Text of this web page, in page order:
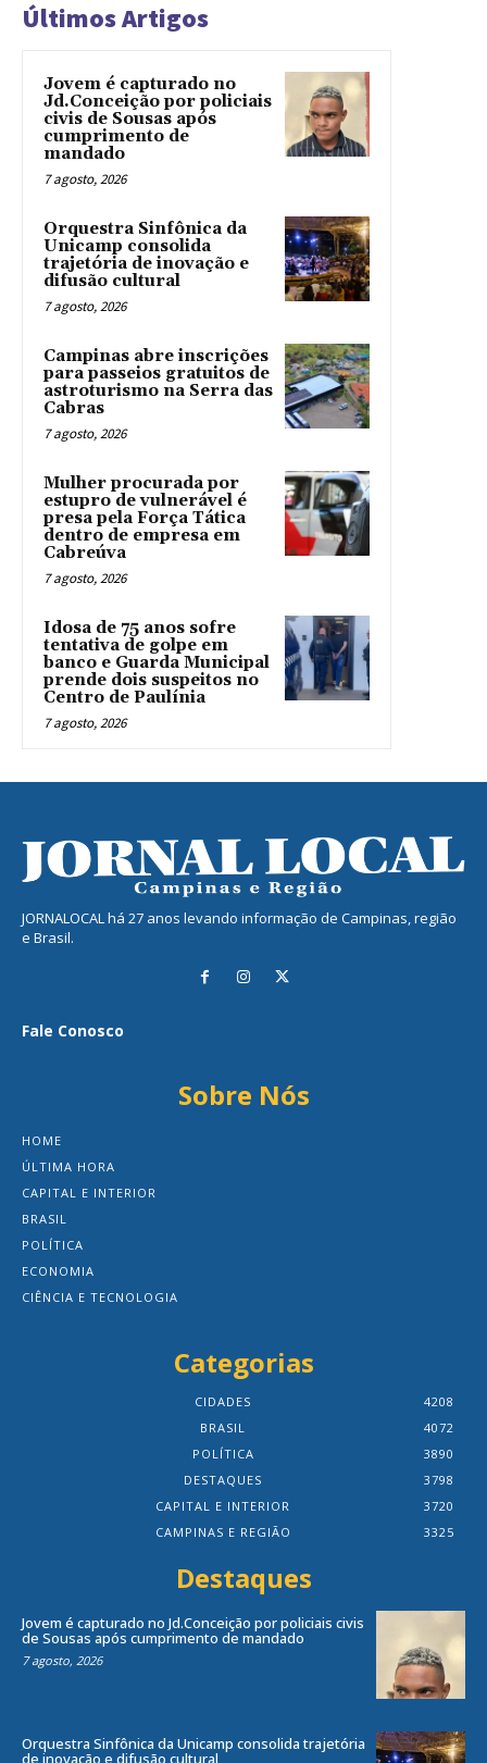
Últimos Artigos
Jovem é capturado no
Jd.Conceição por policiais
civis de Sousas após
cumprimento de
mandado
7 agosto, 2026
Orquestra Sinfônica da
Unicamp consolida
trajetória de inovação e
difusão cultural
7 agosto, 2026
Campinas abre inscrições
para passeios gratuitos de
astroturismo na Serra das
Cabras
7 agosto, 2026
Mulher procurada por
estupro de vulnerável é
presa pela Força Tática
dentro de empresa em
Cabreúva
7 agosto, 2026
Idosa de 75 anos sofre
tentativa de golpe em
banco e Guarda Municipal
prende dois suspeitos no
Centro de Paulínia
7 agosto, 2026
JORNALOCAL há 27 anos levando informação de Campinas, região
e Brasil.
Fale Conosco
Sobre Nós
HOME
ÚLTIMA HORA
CAPITAL E INTERIOR
BRASIL
POLÍTICA
ECONOMIA
CIÊNCIA E TECNOLOGIA
Categorias
CIDADES
4208
BRASIL
4072
POLÍTICA
3890
DESTAQUES
3798
CAPITAL E INTERIOR
3720
CAMPINAS E REGIÃO
3325
Destaques
Jovem é capturado no Jd.Conceição por policiais civis
de Sousas após cumprimento de mandado
7 agosto, 2026
Orquestra Sinfônica da Unicamp consolida trajetória
de inovação e difusão cultural